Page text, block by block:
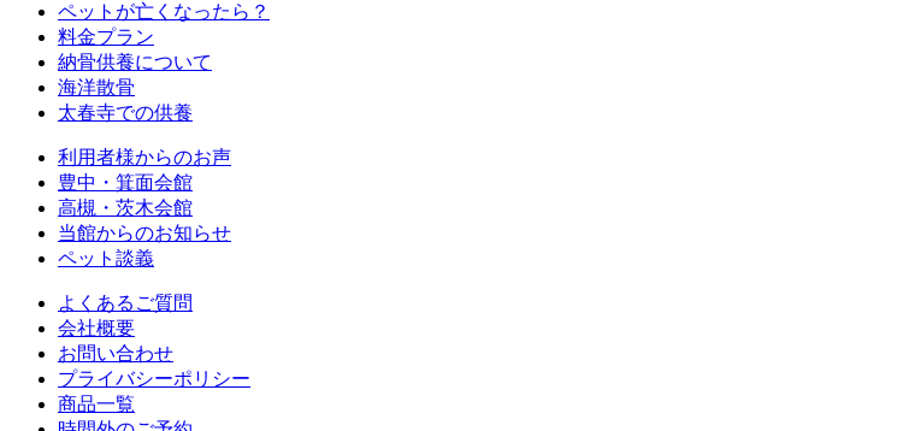
ペットが亡くなったら？
料金プラン
納骨供養について
海洋散骨
太春寺での供養
利用者様からのお声
豊中・箕面会館
高槻・茨木会館
当館からのお知らせ
ペット談義
よくあるご質問
会社概要
お問い合わせ
プライバシーポリシー
商品一覧